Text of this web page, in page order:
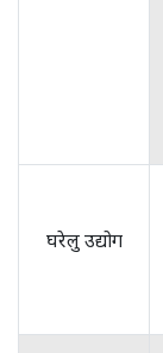
घरेलु उद्योग